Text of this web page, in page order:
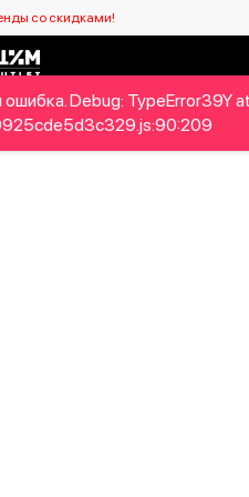
со скидками!
Бренды Новый
Debug: TypeError39Y at